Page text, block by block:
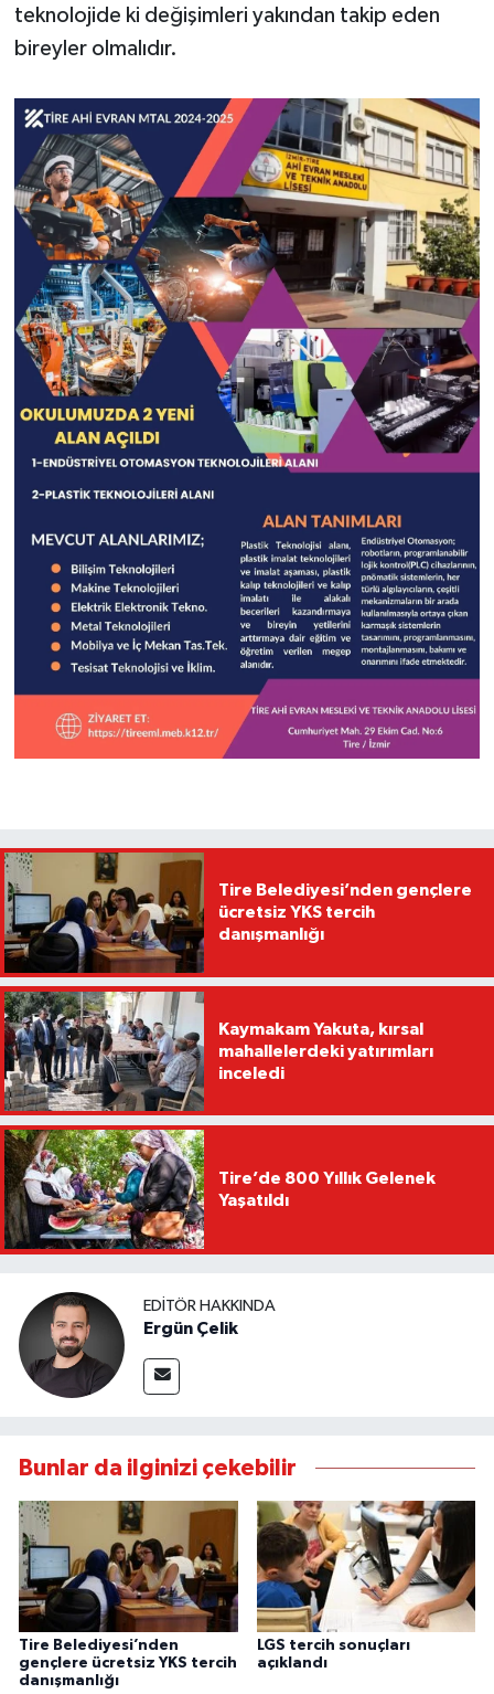
teknolojide ki değişimleri yakından takip eden
bireyler olmalıdır.
Tire Belediyesi’nden gençlere
ücretsiz YKS tercih
danışmanlığı
Kaymakam Yakuta, kırsal
mahallelerdeki yatırımları
inceledi
Tire’de 800 Yıllık Gelenek
Yaşatıldı
EDITÖR HAKKINDA
Ergün Çelik
Bunlar da ilginizi çekebilir
Tire Belediyesi’nden
gençlere ücretsiz YKS tercih
danışmanlığı
LGS tercih sonuçları
açıklandı